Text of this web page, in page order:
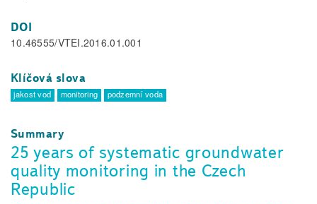
DOI
10.46555/VTEI.2016.01.001
Klíčová slova
jakost vod monitoring podzemní voda
Summary
25 years of systematic groundwater
quality monitoring in the Czech
Republic